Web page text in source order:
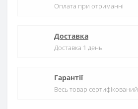
Оплата при отриманні
Доставка
Доставка 1 день
Гарантії
Весь товар сертифікований